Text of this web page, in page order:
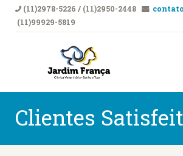
(11)2978-5226 / (11)2950-2448
(11)99929-5819
Clientes
CLÍNICA